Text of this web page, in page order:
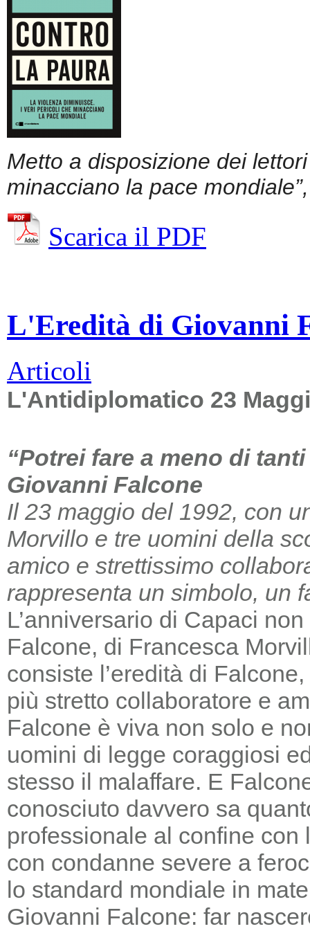
Metto a disposizione dei
minacciano la pace
Scarica il PDF
L'Eredità di Giovanni
Articoli
L'Antidiplomatico 23
“Potrei fare a meno di
Giovanni Falcone
Il 23 maggio del 1992, con
Morvillo e tre uomini della
amico e strettissimo
rappresenta un simbolo, un
L’anniversario di Capaci
Falcone, di Francesca
consiste l’eredità di
più stretto collaboratore e
Falcone è viva non solo e
uomini di legge coraggiosi
stesso il malaffare. E
conosciuto davvero sa
professionale al confine
con condanne severe a
lo standard mondiale in
Giovanni Falcone: far